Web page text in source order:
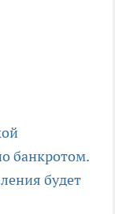
банкротом.
будет